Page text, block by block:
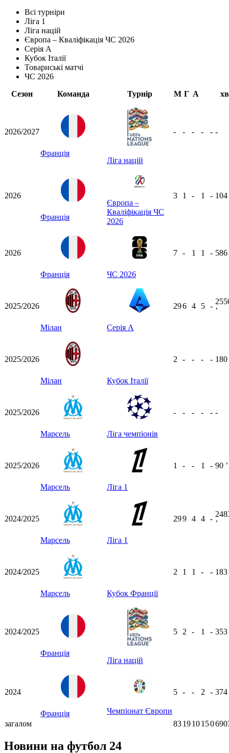
Всі турніри
Ліга 1
Ліга націй
Європа – Кваліфікація ЧС 2026
Серія А
Кубок Італії
Товариські матчі
ЧС 2026
Сезон
Команда Турнір М Г А хв
2026/2027
Франція
Ліга націй
- - - - - -
2026
Франція
Європа –
Кваліфікація ЧС
2026
3 1 - 1 - 104
2026
Франція ЧС 2026
7 - 1 1 - 586
2025/2026
Мілан Серія А
296 4 5 -
ʼ
2025/2026
Мілан Кубок Італії
2 - - - - 180
2025/2026
Марсель Ліга чемпіонів
- - - - - -
2025/2026
Марсель Ліга 1
1 - - 1 - 90 ʼ
2024/2025
Марсель Ліга 1
299 4 4 -
ʼ
2024/2025
Марсель Кубок Франції
2 1 1 - - 183
2024/2025
Франція
Ліга націй
5 2 - 1 - 353
2024
Франція Чемпіонат Європи
5 - - 2 - 374
загалом 831910150
Новини на футбол 24